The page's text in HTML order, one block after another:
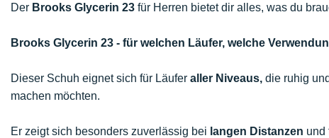
Der Brooks Glycerin 23 für Herren bietet dir alles, was du
Brooks Glycerin 23 - für welchen Läufer, welche
Dieser Schuh eignet sich für Läufer aller Niveaus, die ruhig
machen möchten.
Er zeigt sich besonders zuverlässig bei langen Distanzen und